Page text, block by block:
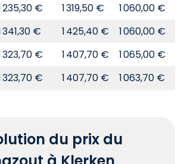
235,30 € 1 319,50 € 1 060,00 €
341,30 € 1 425,40 € 1 060,00 €
323,70 € 1 407,70 € 1 065,00 €
323,70 € 1 407,70 € 1 063,70 €
du prix du